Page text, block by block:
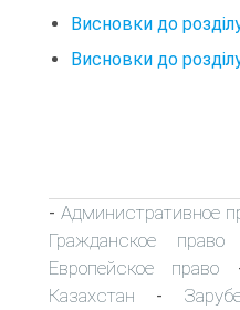
Висновки до
Висновки до
- Административное
Гражданское
Европейское право
Казахстан -